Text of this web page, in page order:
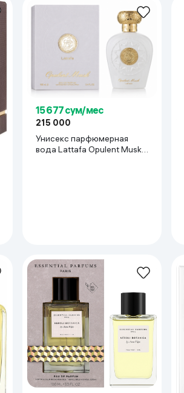
15 677 сум/мес
215 000
Унисекс парфюмерная
вода Lattafa Opulent Musk,